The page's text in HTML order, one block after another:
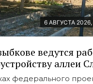
6 АВГУСТА 2026,
ведутся
аллеи
федерального